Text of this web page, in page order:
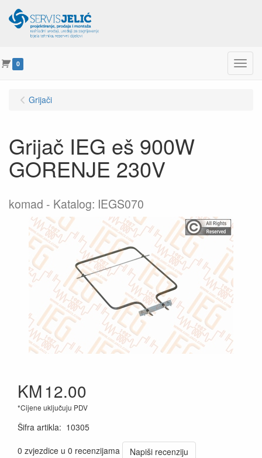
0 Menu
Grijači
Grijač IEG eš 900W
GORENJE 230V
komad Katalog: IEGS070
KM12.00
*Cijene uključuju PDV
Šifra artikla: 10305
0 zvjezdice u 0 recenzijama
Napiši recenziju